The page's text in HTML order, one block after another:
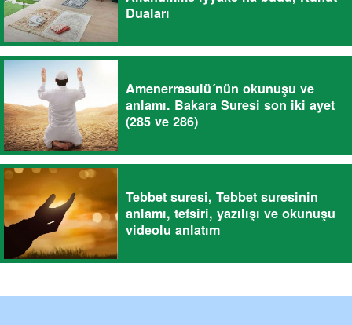
Duaları
Amenerrasulü´nün okunuşu ve
anlamı. Bakara Suresi son iki ayet
(285 ve 286)
Tebbet suresi, Tebbet suresinin
anlamı, tefsiri, yazılışı ve okunuşu
videolu anlatım